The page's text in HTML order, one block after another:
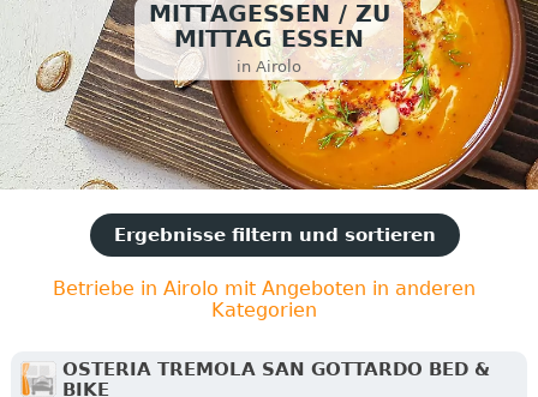
MITTAGESSEN / ZU
MITTAG ESSEN
in Airolo
Ergebnisse filtern und sortieren
Betriebe in Airolo mit Angeboten in anderen
Kategorien
OSTERIA TREMOLA SAN GOTTARDO BED &
BIKE